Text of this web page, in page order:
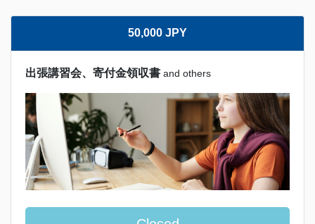
50,000 JPY
出張講習会、寄付金領収書 and others